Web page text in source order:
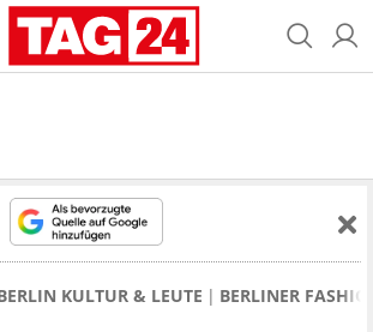
KULTUR & LEUTE BERLINER